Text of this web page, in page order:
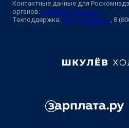
Контактные данные для
органов: juristnsk@shkulev.ru
Техподдержка: help@shkulev.ru, 8